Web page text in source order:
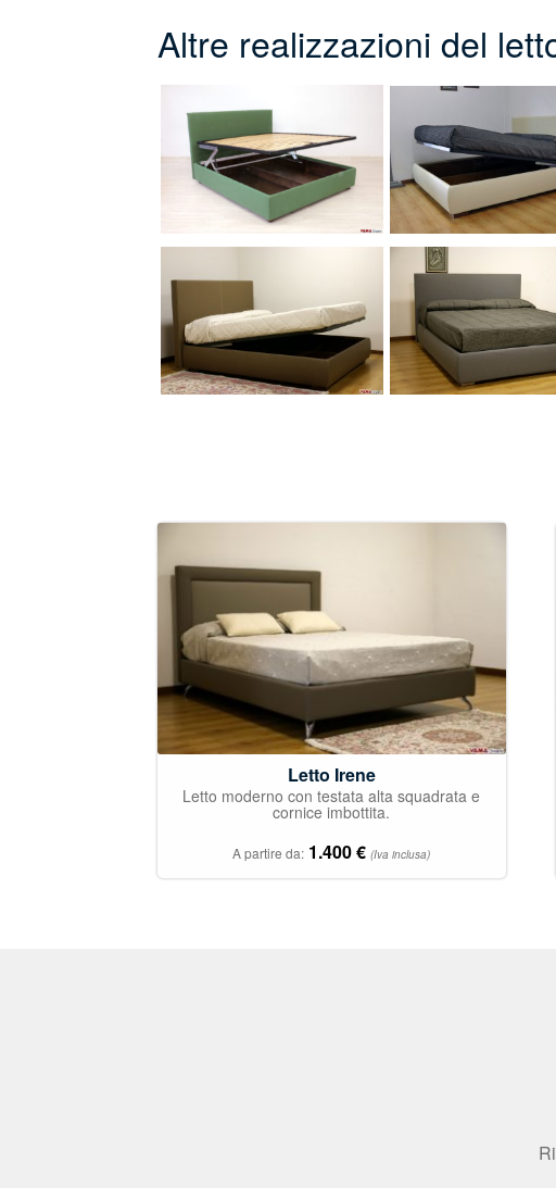
Altre realizzazioni del
Letto Irene
Letto moderno con testata alta squadrata e
cornice imbottita.
A partire da: 1.400€ (Iva inclusa)